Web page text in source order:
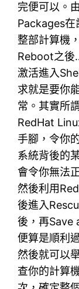
完便可以。
Packages在
整部計算機
Reboot之後
激活進入
求就是要你
常。其實所
RedHat
手腳，令你
系統背後的
會令你無法
然後利用
後進入
後，再Save
便算是順利
然後就可以
查你的計算